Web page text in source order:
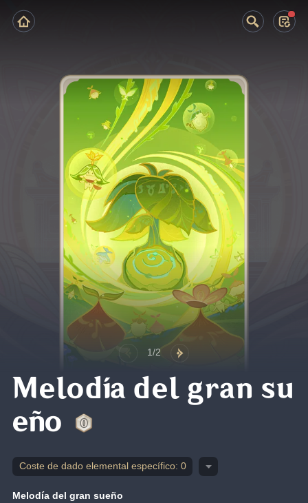
1/2
Melodía del gran su
eño
Coste de dado elemental específico: 0
Melodía del gran sueño